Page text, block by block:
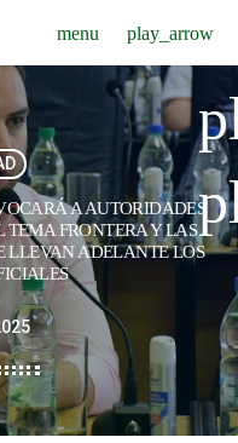
menu play_arrow
A AUTORIDADES
FRONTERA Y LAS
LLEVAN ADELANTE LOS